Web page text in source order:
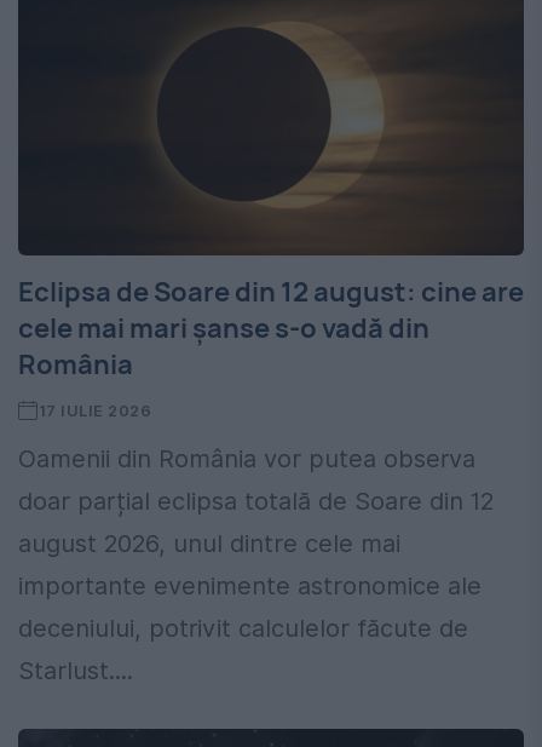
Eclipsa de Soare din 12 august: cine are
cele mai mari șanse s-o vadă din
România
17 IULIE 2026
Oamenii din România vor putea observa
doar parțial eclipsa totală de Soare din 12
august 2026, unul dintre cele mai
importante evenimente astronomice ale
deceniului, potrivit calculelor făcute de
Starlust....